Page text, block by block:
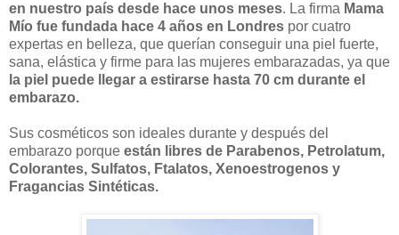
en nuestro país desde hace unos meses. La firma Mama
Mío fue fundada hace 4 años en Londres por cuatro
expertas en belleza, que querían conseguir una piel fuerte,
sana, elástica y firme para las mujeres embarazadas, ya que
la piel puede llegar a estirarse hasta 70 cm durante el
embarazo.
Sus cosméticos son ideales durante y después del
embarazo porque están libres de Parabenos, Petrolatum,
Colorantes, Sulfatos, Ftalatos, Xenoestrogenos y
Fragancias Sintéticas.